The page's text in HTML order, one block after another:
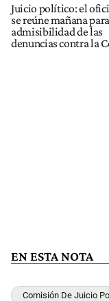
Juicio político: el
se reúne mañana
admisibilidad de las
denuncias contra la
EN ESTA NOTA
Comisión De Juicio